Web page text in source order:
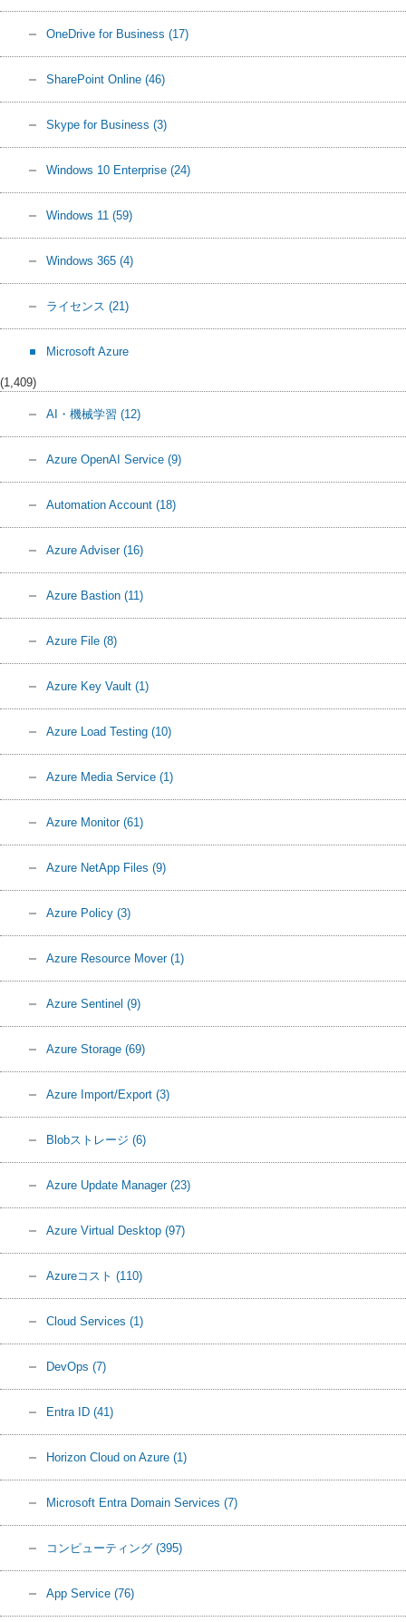
OneDrive for Business (17)
SharePoint Online (46)
Skype for Business (3)
Windows 10 Enterprise (24)
Windows 11 (59)
Windows 365 (4)
ライセンス (21)
Microsoft Azure
(1,409)
AI・機械学習 (12)
Azure OpenAI Service (9)
Automation Account (18)
Azure Adviser (16)
Azure Bastion (11)
Azure File (8)
Azure Key Vault (1)
Azure Load Testing (10)
Azure Media Service (1)
Azure Monitor (61)
Azure NetApp Files (9)
Azure Policy (3)
Azure Resource Mover (1)
Azure Sentinel (9)
Azure Storage (69)
Azure Import/Export (3)
Blobストレージ (6)
Azure Update Manager (23)
Azure Virtual Desktop (97)
Azureコスト (110)
Cloud Services (1)
DevOps (7)
Entra ID (41)
Horizon Cloud on Azure (1)
Microsoft Entra Domain Services (7)
コンピューティング (395)
App Service (76)